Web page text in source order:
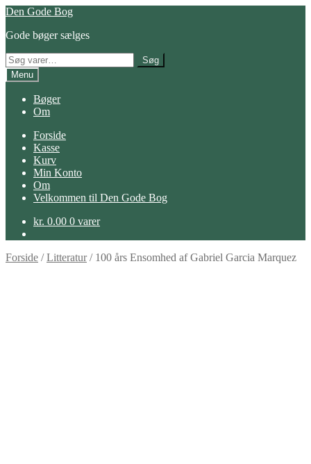
Spring
navigation
Spring
indhold
Den Gode Bog
Gode bøger sælges
Søg
efter:
Søg
Menu
Bøger
Om
Forside
Kasse
Kurv
Min Konto
Om
Velkommen til Den Gode Bog
kr. 0.00 0 varer
Forside /Litteratur/ 100 års Ensomhed af Gabriel Garcia Marquez